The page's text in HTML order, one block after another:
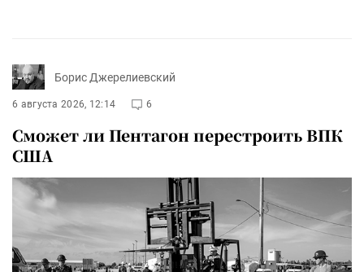
Борис Джерелиевский
6 августа 2026, 12:14 6
Сможет ли Пентагон перестроить ВПК
США